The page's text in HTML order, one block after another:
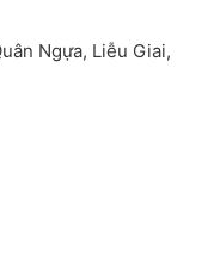
Ngựa, Liễu Giai,